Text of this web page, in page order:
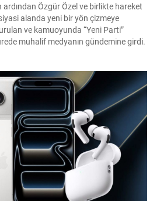
Özgür Özel ve birlikte hareket
alanda yeni bir yön çizmeye
ve kamuoyunda “Yeni Parti”
muhalif medyanın gündemine girdi.
anket sonuçları kamuoyuna
bulduğu iddiaları gündemi...